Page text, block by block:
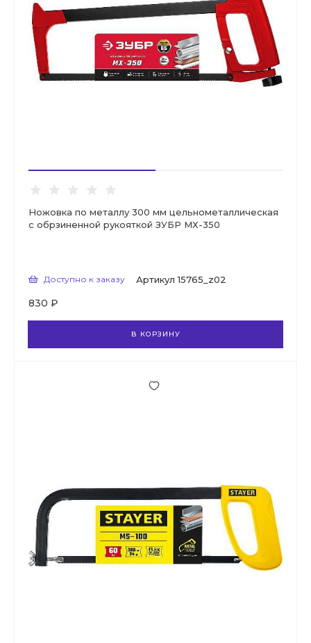
Ножовка по металлу 300 мм цельнометаллическая
с обрзиненной рукояткой ЗУБР МХ-350
Доступно к заказу Артикул 15765_z02
830 ₽
В КОРЗИНУ